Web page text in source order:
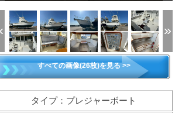
(1/26)
すべての画像(26枚)を見る >>
タイプ：プレジャーボート